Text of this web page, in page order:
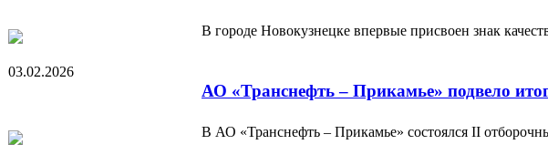
В городе Новокузнецке впервые присвоен знак
03.02.2026
АО «Транснефть – Прикамье» подвело
В АО «Транснефть – Прикамье» состоялся II